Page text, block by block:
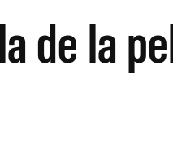
de la